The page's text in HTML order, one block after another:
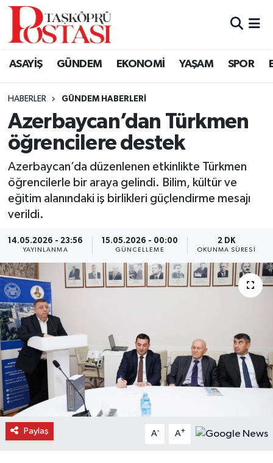
ASAYİŞ GÜNDEM EKONOMİ YAŞAM SPOR
HABERLER GÜNDEM HABERLERI
Azerbaycan’dan Türkmen
öğrencilere destek
Azerbaycan’da düzenlenen etkinlikte Türkmen
öğrencilerle bir araya gelindi. Bilim, kültür ve
eğitim alanındaki iş birlikleri güçlendirme mesajı
verildi.
14.05.2026 - 23:56
YAYINLANMA
15.05.2026 - 00:00
GÜNCELLEME
2 DK
OKUNMA SÜRESI
Paylaş A- A+
Kastamonu Vefat Edenler
Araç Haberleri
Azdavay Haberleri
Bozkurt Haberleri
Cide Haberleri
Daday Haberleri
Devrekani Haberleri
Doğanyurt Haberleri
Hanönü Haberleri
İhsangazi Haberleri